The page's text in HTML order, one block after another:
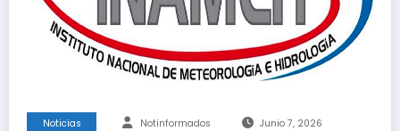
Noticias Notinformados Junio 7, 2026